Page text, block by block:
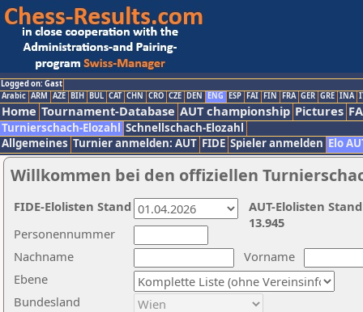
Logged on: Gast
Arabic ARM AZE BIH BUL CAT CHN CRO CZE DEN ENG ESP FAI FIN FRA GER GRE INA
Home Tournament-Database AUT championship Pictures
Turnierschach-Elozahl Schnellschach-Elozahl
Allgemeines Turnier anmelden: AUT FIDE Spieler anmelden Elo
Willkommen bei den offiziellen
Nachname
Vorname
Ebene
Personennummer
Bundesland
AUT-Elolisten
13.945
FIDE-Elolisten Stand